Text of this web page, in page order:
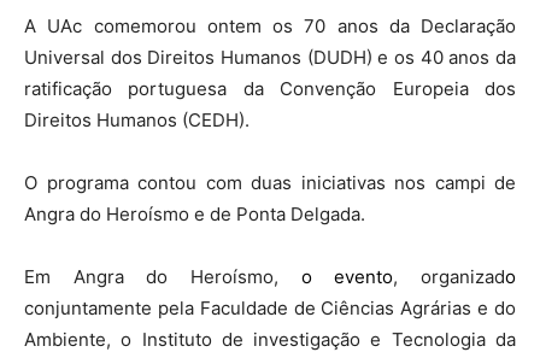
A UAc comemorou ontem os 70 anos da Declaração
Universal dos Direitos Humanos (DUDH) e os 40 anos da
ratificação portuguesa da Convenção Europeia dos
Direitos Humanos (CEDH).
O programa contou com duas iniciativas nos campi de
Angra do Heroísmo e de Ponta Delgada.
Em Angra do Heroísmo, o evento, organizado
conjuntamente pela Faculdade de Ciências Agrárias e do
Ambiente, o Instituto de investigação e Tecnologia da